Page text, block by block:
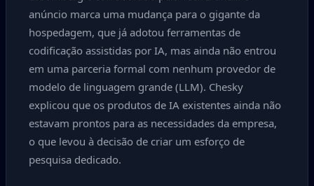
anúncio marca uma mudança para o gigante da
hospedagem, que já adotou ferramentas de
codificação assistidas por IA, mas ainda não entrou
em uma parceria formal com nenhum provedor de
modelo de linguagem grande (LLM). Chesky
explicou que os produtos de IA existentes ainda não
estavam prontos para as necessidades da empresa,
o que levou à decisão de criar um esforço de
pesquisa dedicado.